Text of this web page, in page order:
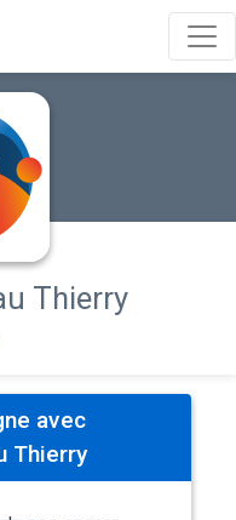
Thierry
avec
Thierry